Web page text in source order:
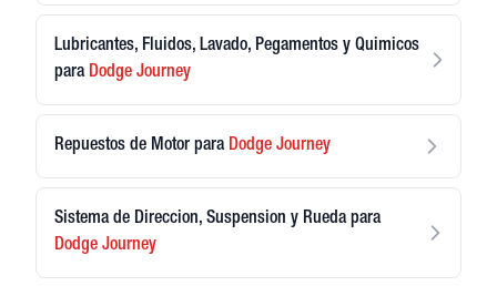
Lubricantes, Fluidos, Lavado, Pegamentos y Quimicos
para Dodge Journey
Repuestos de Motor para Dodge Journey
Sistema de Direccion, Suspension y Rueda para
Dodge Journey